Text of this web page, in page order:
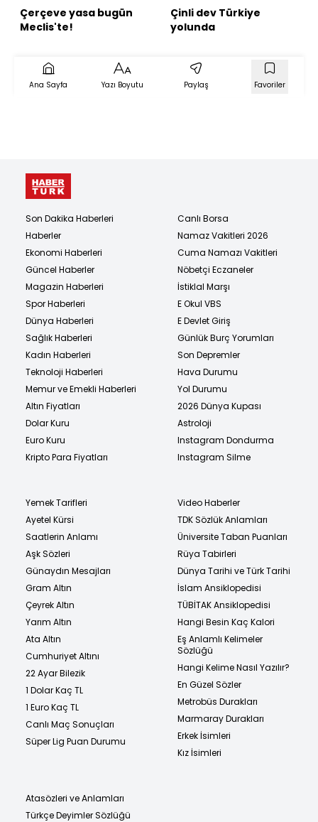
Çerçeve yasa bugün
Meclis'te!
Çinli dev Türkiye
yolunda
Ana Sayfa Yazı Boyutu Paylaş Favoriler
Son Dakika Haberleri
Haberler
Ekonomi Haberleri
Güncel Haberler
Magazin Haberleri
Spor Haberleri
Dünya Haberleri
Sağlık Haberleri
Kadın Haberleri
Teknoloji Haberleri
Memur ve Emekli Haberleri
Altın Fiyatları
Dolar Kuru
Euro Kuru
Kripto Para Fiyatları
Canlı Borsa
Namaz Vakitleri 2026
Cuma Namazı Vakitleri
Nöbetçi Eczaneler
İstiklal Marşı
E Okul VBS
E Devlet Giriş
Günlük Burç Yorumları
Son Depremler
Hava Durumu
Yol Durumu
2026 Dünya Kupası
Astroloji
Instagram Dondurma
Instagram Silme
Yemek Tarifleri
Ayetel Kürsi
Saatlerin Anlamı
Aşk Sözleri
Günaydın Mesajları
Gram Altın
Çeyrek Altın
Yarım Altın
Ata Altın
Cumhuriyet Altını
22 Ayar Bilezik
1 Dolar Kaç TL
1 Euro Kaç TL
Canlı Maç Sonuçları
Süper Lig Puan Durumu
Video Haberler
TDK Sözlük Anlamları
Üniversite Taban Puanları
Rüya Tabirleri
Dünya Tarihi ve Türk Tarihi
İslam Ansiklopedisi
TÜBİTAK Ansiklopedisi
Hangi Besin Kaç Kalori
Eş Anlamlı Kelimeler
Sözlüğü
Hangi Kelime Nasıl Yazılır?
En Güzel Sözler
Metrobüs Durakları
Marmaray Durakları
Erkek İsimleri
Kız İsimleri
Atasözleri ve Anlamları
Türkçe Deyimler Sözlüğü